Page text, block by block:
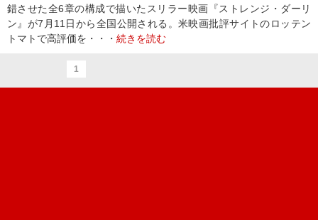
錯させた全6章の構成で描いたスリラー映画『ストレンジ・ダーリ
ン』が7月11日から全国公開される。米映画批評サイトのロッテン
トマトで高評価を・・・ 続きを読む
1